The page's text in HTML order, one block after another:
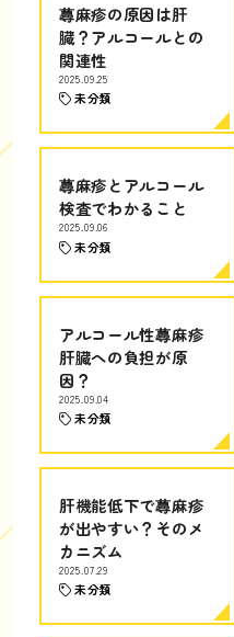
蕁麻疹の原因は肝
臓？アルコールとの
関連性
2025.09.25
未分類
蕁麻疹とアルコール
検査でわかること
2025.09.06
未分類
アルコール性蕁麻疹
肝臓への負担が原
因？
2025.09.04
未分類
肝機能低下で蕁麻疹
が出やすい？そのメ
カニズム
2025.07.29
未分類